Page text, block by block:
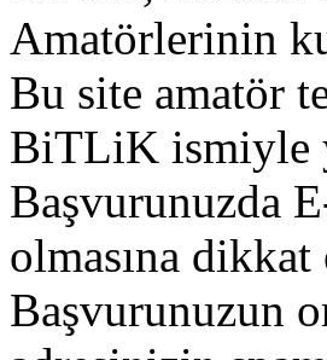
Amatörlerinin
Bu site amatör
BiTLiK ismiyle
Başvurunuzda
olmasına
Başvurunuzun